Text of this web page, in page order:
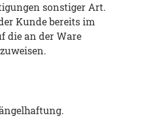
sonstiger Art.
Kunde bereits im
die an der Ware